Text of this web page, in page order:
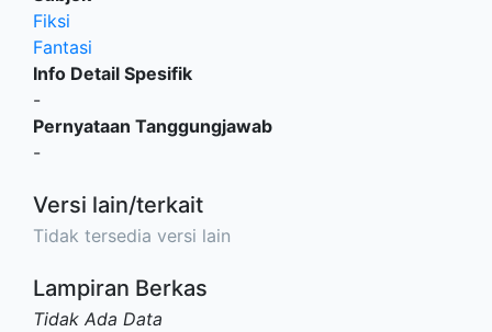
Fiksi
Fantasi
Info Detail Spesifik
-
Pernyataan Tanggungjawab
-
Versi lain/terkait
Tidak tersedia versi lain
Lampiran Berkas
Tidak Ada Data